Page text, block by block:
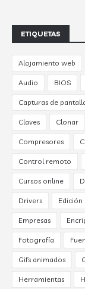
ETIQUETAS
Alojamiento web
Audio BIOS
Capturas de
Claves Clonar
Compresores
Control remoto
Cursos online
Drivers Edición
Empresas
Fotografía
Gifs animados
Herramientas